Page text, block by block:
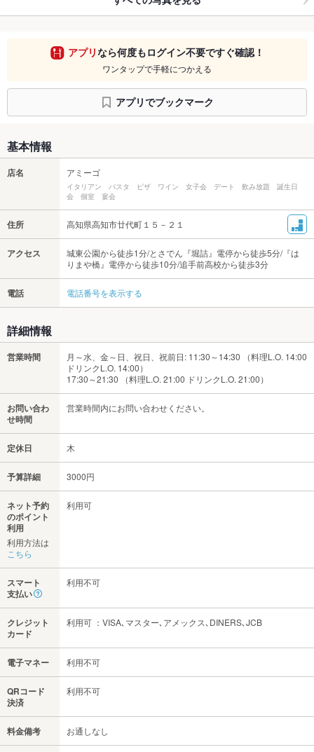
アプリなら何度もログイン不要ですぐ確認！
ワンタップで手軽につかえる
アプリでブックマーク
基本情報
店名 アミーゴ
イタリアン パスタ ピザ ワイン 女子会 デート 飲み放題 誕生日
会 個室 宴会
住所 高知県高知市廿代町１５－２１
アクセス
城東公園から徒歩1分/とさでん『堀詰』電停から徒歩5分/『は
りまや橋』電停から徒歩10分/追手前高校から徒歩3分
電話 電話番号を表示する
詳細情報
営業時間
月～水、金～日、祝日、祝前日: 11:30～14:30 （料理L.O. 14:00
ドリンクL.O. 14:00）
17:30～21:30 （料理L.O. 21:00 ドリンクL.O. 21:00）
お問い合わ
せ時間
営業時間内にお問い合わせください。
定休日 木
予算詳細 3000円
ネット予約
のポイント
利用
利用方法は
こちら
利用可
スマート
支払い
利用不可
クレジット
カード
利用可 ：VISA､マスター､アメックス､DINERS､JCB
電子マネー 利用不可
QRコード
決済
利用不可
料金備考 お通しなし